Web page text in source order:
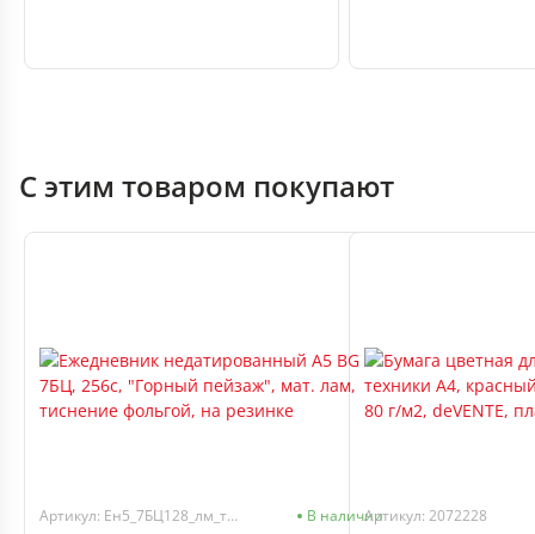
С этим товаром покупают
Артикул: Ен5_7БЦ128_лм_тф_р 12386 В наличииАртикул: 2072228